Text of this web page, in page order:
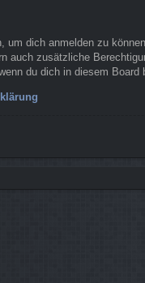
dich anmelden zu
auch zusätzliche
du dich in diesem Board